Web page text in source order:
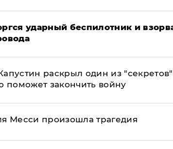
ударный беспилотник и
раскрыл один из
поможет закончить войну
Месси произошла трагедия